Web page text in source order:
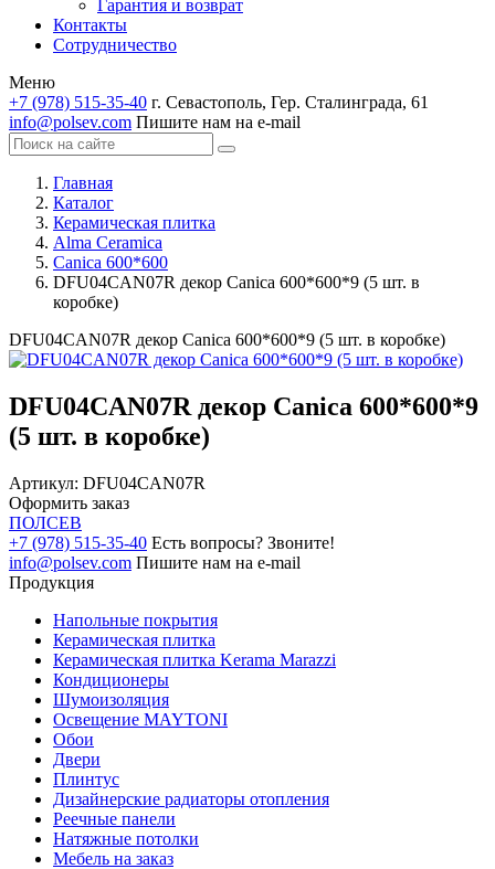
Гарантия и возврат
Контакты
Сотрудничество
Меню
+7 (978) 515-35-40 г. Севастополь, Гер. Сталинграда, 61
info@polsev.com Пишите нам на e-mail
Главная
Каталог
Керамическая плитка
Alma Ceramica
Canica 600*600
DFU04CAN07R декор Canica 600*600*9 (5 шт. в
коробке)
DFU04CAN07R декор Canica 600*600*9 (5 шт. в коробке)
DFU04CAN07R декор Canica 600*600*9
(5 шт. в коробке)
Артикул: DFU04CAN07R
Оформить заказ
ПОЛСЕВ
+7 (978) 515-35-40 Есть вопросы? Звоните!
info@polsev.com Пишите нам на e-mail
Продукция
Напольные покрытия
Керамическая плитка
Керамическая плитка Kerama Marazzi
Кондиционеры
Шумоизоляция
Освещение MAYTONI
Обои
Двери
Плинтус
Дизайнерские радиаторы отопления
Реечные панели
Натяжные потолки
Мебель на заказ